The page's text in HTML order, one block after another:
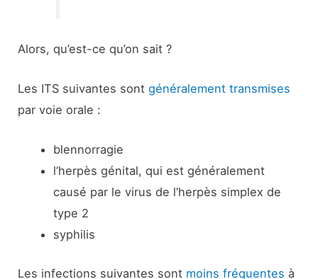
Alors, qu’est-ce qu’on sait ?
Les ITS suivantes sontgénéralement transmises
par voie orale :
blennorragie
l’herpès génital, qui est généralement
causé par le virus de l’herpès simplex de
type 2
syphilis
Les infections suivantes sont moins fréquentes à